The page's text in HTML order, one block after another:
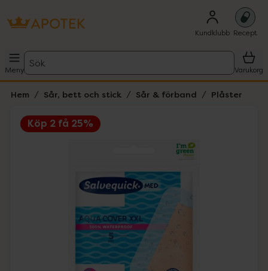
Kundklubb Recept
Meny
Sök
Varukorg
Hem Sår, bett och stick Sår & förband Plåster
Köp 2 få 25%